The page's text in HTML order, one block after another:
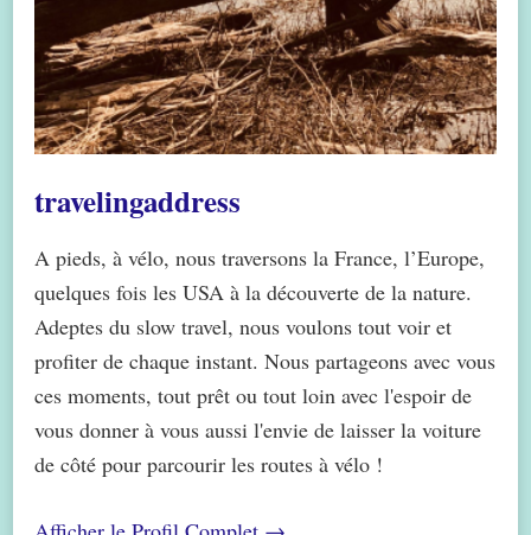
travelingaddress
A pieds, à vélo, nous traversons la France, l’Europe,
quelques fois les USA à la découverte de la nature.
Adeptes du slow travel, nous voulons tout voir et
profiter de chaque instant. Nous partageons avec vous
ces moments, tout prêt ou tout loin avec l'espoir de
vous donner à vous aussi l'envie de laisser la voiture
de côté pour parcourir les routes à vélo !